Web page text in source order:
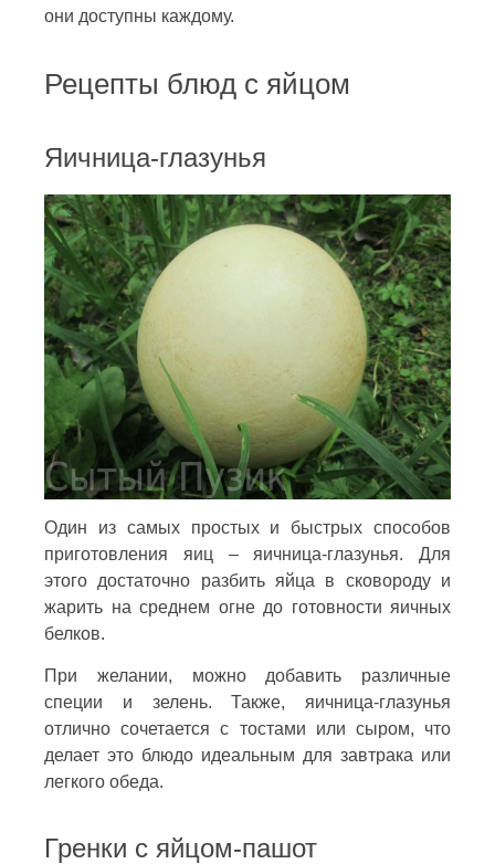
они доступны каждому.
Рецепты блюд с яйцом
Яичница-глазунья
Один из самых простых и быстрых способов
приготовления яиц – яичница-глазунья. Для
этого достаточно разбить яйца в сковороду и
жарить на среднем огне до готовности яичных
белков.
При желании, можно добавить различные
специи и зелень. Также, яичница-глазунья
отлично сочетается с тостами или сыром, что
делает это блюдо идеальным для завтрака или
легкого обеда.
Гренки с яйцом-пашот